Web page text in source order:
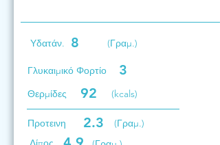
Υδατάν. 8 (Γραμ.)
Γλυκαιμικό Φορτίο 3
Θερμίδες 92 (kcals)
Προτεινη 2.3
(Γραμ.)